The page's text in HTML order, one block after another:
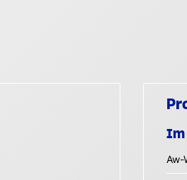
Im
Aw-